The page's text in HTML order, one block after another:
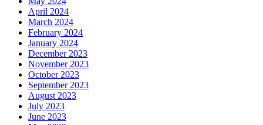
April 2024
March 2024
February 2024
January 2024
December 2023
November 2023
October 2023
September 2023
August 2023
July 2023
June 2023